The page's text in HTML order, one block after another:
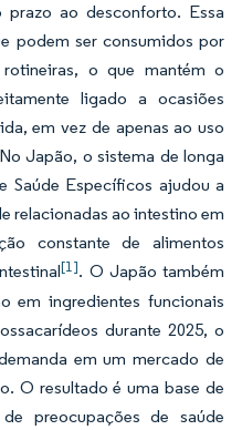
ao desconforto. Essa
podem ser consumidos por
o que mantém o
ligado a ocasiões
em vez de apenas ao uso
Japão, o sistema de longa
Saúde Específicos ajudou a
relacionadas ao intestino em
constante de alimentos
[1]. O Japão também
em ingredientes funcionais
durante 2025, o
em um mercado de
O resultado é uma base de
preocupações de saúde